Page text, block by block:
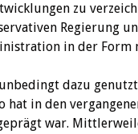
zu
Regierung
in der Form
dazu
hat in den
war.